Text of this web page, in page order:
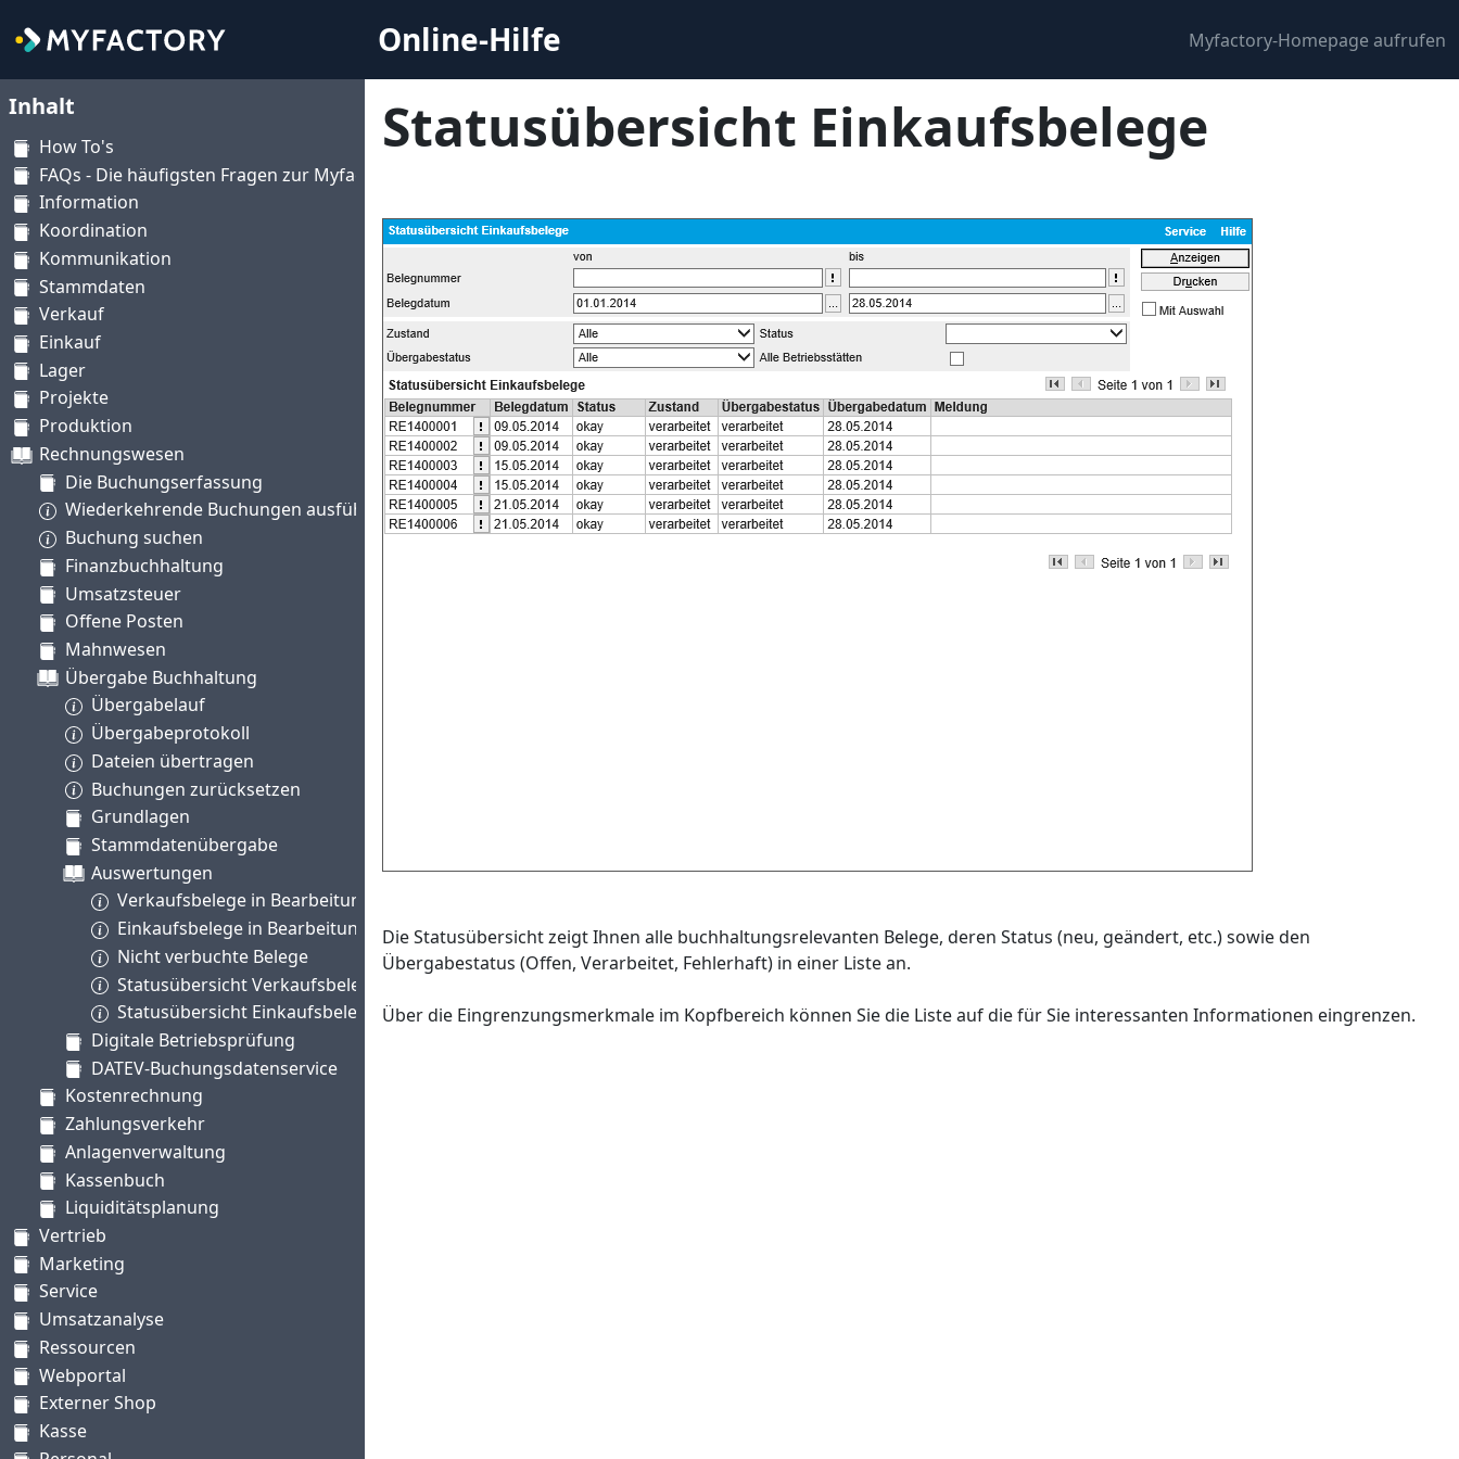
Online-Hilfe Myfactory-Homepage aufrufen
Inhalt
How To's
FAQs - Die häufigsten Fragen zur Myfactory
Information
Koordination
Kommunikation
Stammdaten
Verkauf
Einkauf
Lager
Projekte
Produktion
Rechnungswesen
Die Buchungserfassung
Wiederkehrende Buchungen ausführen
Buchung suchen
Finanzbuchhaltung
Umsatzsteuer
Offene Posten
Mahnwesen
Übergabe Buchhaltung
Übergabelauf
Übergabeprotokoll
Dateien übertragen
Buchungen zurücksetzen
Grundlagen
Stammdatenübergabe
Auswertungen
Verkaufsbelege in Bearbeitung
Einkaufsbelege in Bearbeitung
Nicht verbuchte Belege
Statusübersicht Verkaufsbelege
Statusübersicht Einkaufsbelege
Digitale Betriebsprüfung
DATEV-Buchungsdatenservice
Kostenrechnung
Zahlungsverkehr
Anlagenverwaltung
Kassenbuch
Liquiditätsplanung
Vertrieb
Marketing
Service
Umsatzanalyse
Ressourcen
Webportal
Externer Shop
Kasse
Statusübersicht Einkaufsbelege
Die Statusübersicht zeigt Ihnen alle buchhaltungsrelevanten Belege, deren Status (neu, geändert, etc.) sowie den
Übergabestatus (Offen, Verarbeitet, Fehlerhaft) in einer Liste an.
Über die Eingrenzungsmerkmale im Kopfbereich können Sie die Liste auf die für Sie interessanten Informationen eingrenzen.